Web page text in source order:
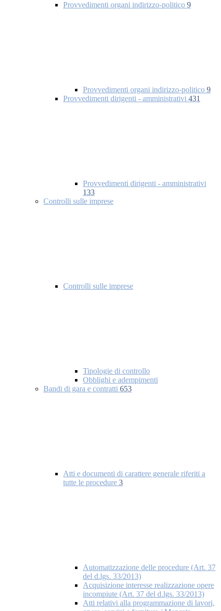
Provvedimenti organi indirizzo-politico 9
Provvedimenti organi indirizzo-politico 9
Provvedimenti dirigenti - amministrativi 431
Provvedimenti dirigenti - amministrativi
133
Controlli sulle imprese
Controlli sulle imprese
Tipologie di controllo
Obblighi e adempimenti
Bandi di gara e contratti 653
Atti e documenti di carattere generale riferiti a
tutte le procedure 3
Automatizzazione delle procedure (Art. 37
del d.lgs. 33/2013)
Acquisizione interesse realizzazione opere
incompiute (Art. 37 del d.lgs. 33/2013)
Atti relativi alla programmazione di lavori,